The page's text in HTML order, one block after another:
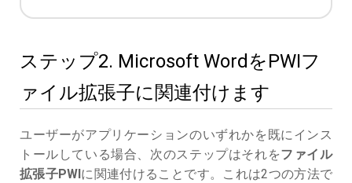
ステップ2. Microsoft WordをPWIフ
ァイル拡張子に関連付けます
ユーザーがアプリケーションのいずれかを既にインス
トールしている場合、次のステップはそれをファイル
拡張子PWIに関連付けることです。これは2つの方法で